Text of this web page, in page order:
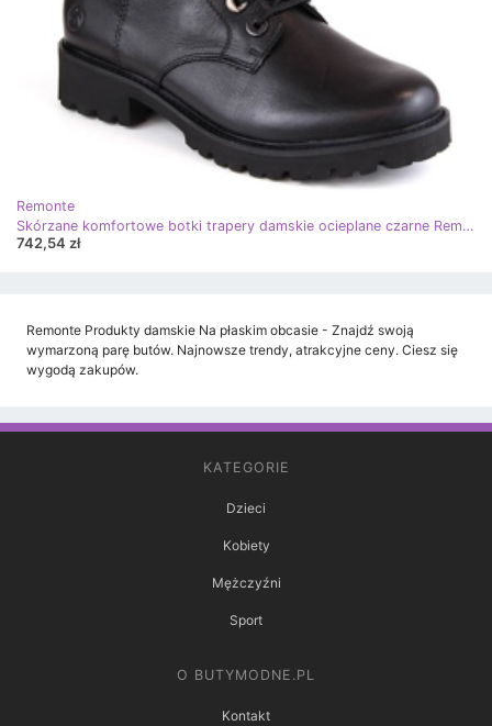
Remonte
Skórzane komfortowe botki trapery damskie ocieplane czarne Remonte D8668-00
742,54 zł
Remonte Produkty damskie Na płaskim obcasie - Znajdź swoją
wymarzoną parę butów. Najnowsze trendy, atrakcyjne ceny. Ciesz się
wygodą zakupów.
KATEGORIE
Dzieci
Kobiety
Mężczyźni
Sport
O BUTYMODNE.PL
Kontakt